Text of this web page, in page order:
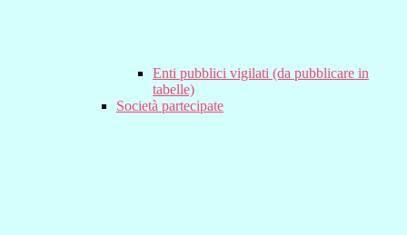
Enti pubblici vigilati (da pubblicare in
tabelle)
Società partecipate